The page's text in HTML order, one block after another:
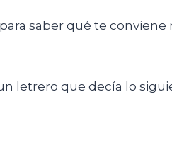
saber qué te
letrero que decía lo